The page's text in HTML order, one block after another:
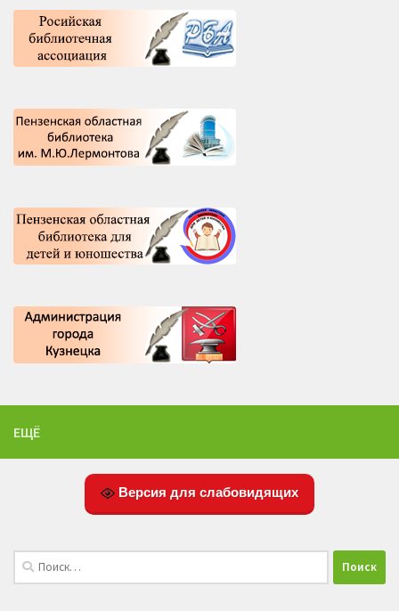
ЕЩЁ
Версия для слабовидящих
Найти: